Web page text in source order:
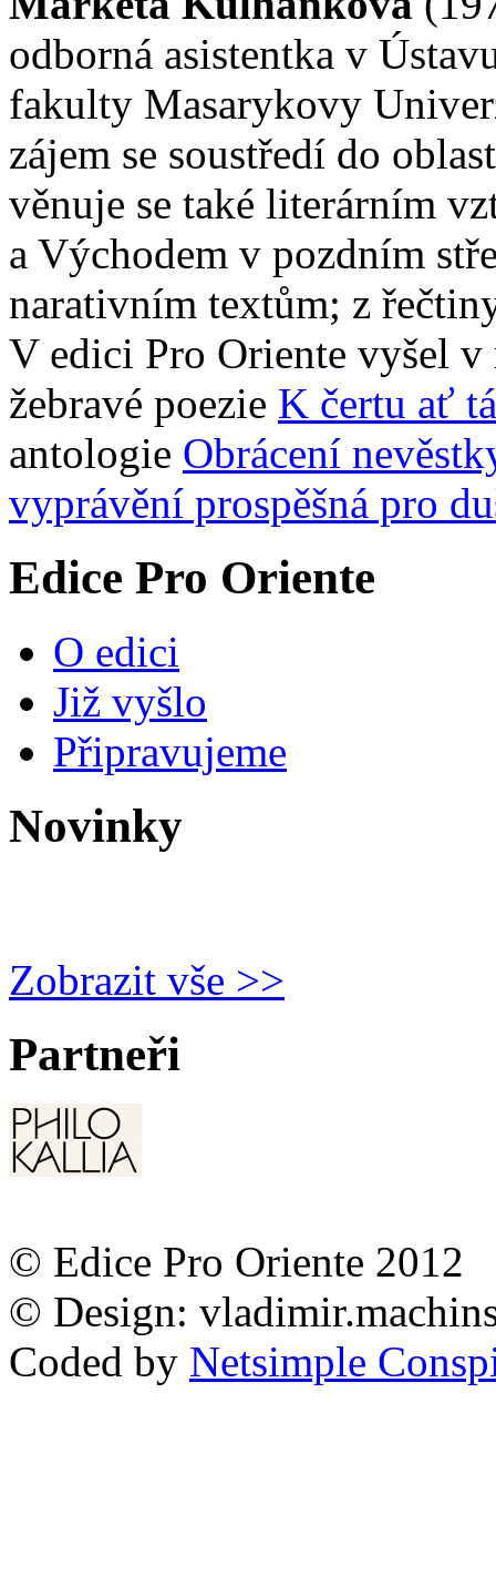
odborná asistentka v
fakulty Masarykovy
zájem se soustředí do
věnuje se také literárním
a Východem v pozdním
narativním textům; z
V edici Pro Oriente vyšel
žebravé poezie K čertu ať
antologie Obrácení
vyprávění prospěšná pro
Edice Pro Oriente
O edici
Již vyšlo
Připravujeme
Novinky
Zobrazit vše >>
Partneři
© Edice Pro Oriente 2012
© Design:
Coded by Netsimple